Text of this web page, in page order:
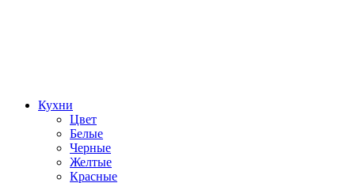
Кухни
Цвет
Белые
Черные
Желтые
Красные